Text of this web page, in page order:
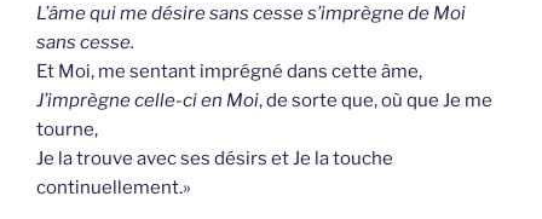
L’âme qui me désire sans cesse s’imprègne de Moi
sans cesse.
Et Moi, me sentant imprégné dans cette âme,
J’imprègne celle-ci en Moi, de sorte que, où que Je me
tourne,
Je la trouve avec ses désirs et Je la touche
continuellement.»